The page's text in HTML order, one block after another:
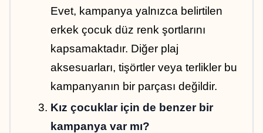
Evet, kampanya yalnızca belirtilen
erkek çocuk düz renk şortlarını
kapsamaktadır. Diğer plaj
aksesuarları, tişörtler veya terlikler bu
kampanyanın bir parçası değildir.
Kız çocuklar için de benzer bir
kampanya var mı?